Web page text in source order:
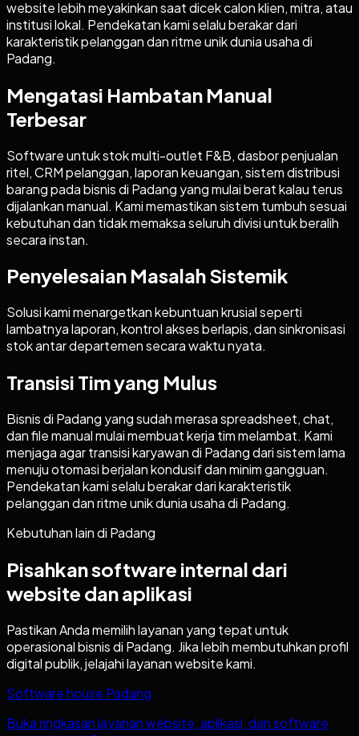
website lebih meyakinkan saat dicek calon klien, mitra, atau
institusi lokal. Pendekatan kami selalu berakar dari
karakteristik pelanggan dan ritme unik dunia usaha di
Padang.
Mengatasi Hambatan Manual
Terbesar
Software untuk stok multi-outlet F&B, dasbor penjualan
ritel, CRM pelanggan, laporan keuangan, sistem distribusi
barang pada bisnis di Padang yang mulai berat kalau terus
dijalankan manual. Kami memastikan sistem tumbuh sesuai
kebutuhan dan tidak memaksa seluruh divisi untuk beralih
secara instan.
Penyelesaian Masalah Sistemik
Solusi kami menargetkan kebuntuan krusial seperti
lambatnya laporan, kontrol akses berlapis, dan sinkronisasi
stok antar departemen secara waktu nyata.
Transisi Tim yang Mulus
Bisnis di Padang yang sudah merasa spreadsheet, chat,
dan file manual mulai membuat kerja tim melambat. Kami
menjaga agar transisi karyawan di Padang dari sistem lama
menuju otomasi berjalan kondusif dan minim gangguan.
Pendekatan kami selalu berakar dari karakteristik
pelanggan dan ritme unik dunia usaha di Padang.
Kebutuhan lain di Padang
Pisahkan software internal dari
website dan aplikasi
Pastikan Anda memilih layanan yang tepat untuk
operasional bisnis di Padang. Jika lebih membutuhkan profil
digital publik, jelajahi layanan website kami.
Software house Padang
Buka ringkasan layanan website, aplikasi, dan software